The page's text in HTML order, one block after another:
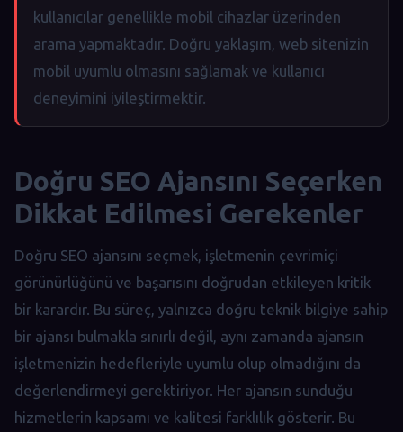
kullanıcılar genellikle mobil cihazlar üzerinden
arama yapmaktadır. Doğru yaklaşım, web sitenizin
mobil uyumlu olmasını sağlamak ve kullanıcı
deneyimini iyileştirmektir.
Doğru SEO Ajansını Seçerken
Dikkat Edilmesi Gerekenler
Doğru SEO ajansını seçmek, işletmenin çevrimiçi
görünürlüğünü ve başarısını doğrudan etkileyen kritik
bir karardır. Bu süreç, yalnızca doğru teknik bilgiye sahip
bir ajansı bulmakla sınırlı değil, aynı zamanda ajansın
işletmenizin hedefleriyle uyumlu olup olmadığını da
değerlendirmeyi gerektiriyor. Her ajansın sunduğu
hizmetlerin kapsamı ve kalitesi farklılık gösterir. Bu